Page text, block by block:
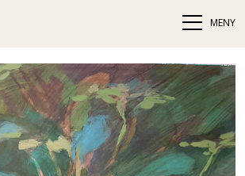
MENY